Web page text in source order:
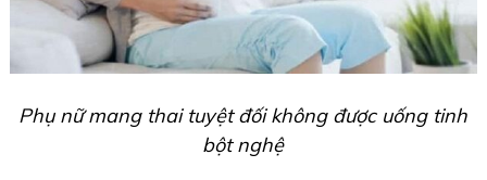
Phụ nữ mang thai tuyệt đối không được uống tinh
bột nghệ